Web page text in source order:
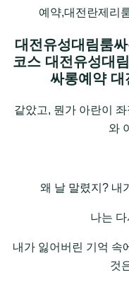
예약,대전란제리
대전유성대림룸
코스 대전유성대
싸롱예약 대
같았고, 뭔가 아란이
와
왜 날 말렸지? 내
나는
내가 잃어버린 기억 속
것